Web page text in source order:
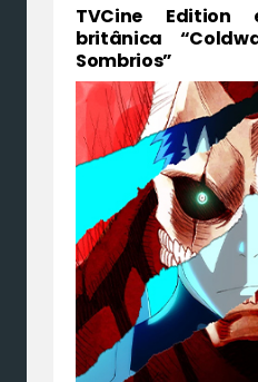
TVCine
britânica
Sombrios”